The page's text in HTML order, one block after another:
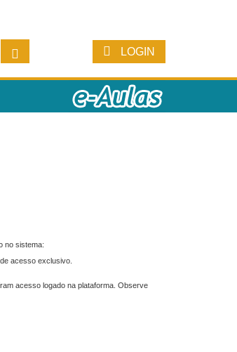
LOGIN
no sistema:
acesso exclusivo.
acesso logado na plataforma. Observe